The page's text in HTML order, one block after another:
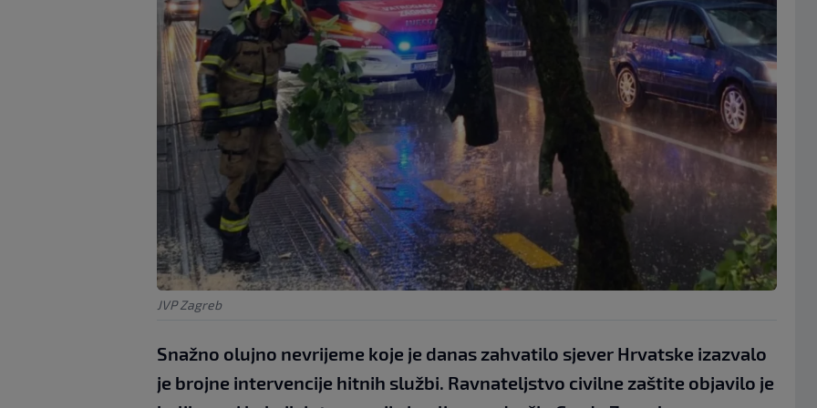
JVP Zagreb
Snažno olujno nevrijeme koje je danas zahvatilo sjever Hrvatske izazvalo
je brojne intervencije hitnih službi. Ravnateljstvo civilne zaštite objavilo je